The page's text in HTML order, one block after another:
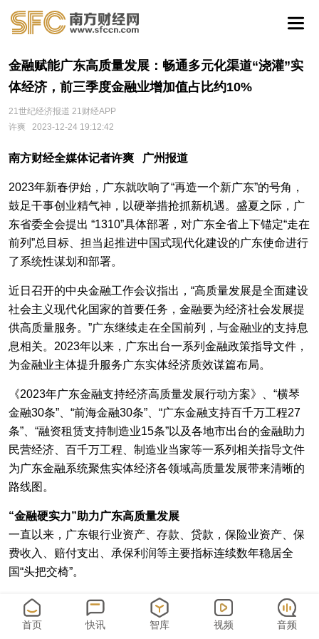
金融赋能广东高质量发展：畅通多元化渠道“浇灌”实
体经济，前三季度金融业增加值占比约10%
21世纪经济报道 21财经APP
许爽
2023-12-24 19:12:42
南方财经全媒体记者许爽 广州报道
2023年新春伊始，广东就吹响了“再造一个新广东”的号角，
鼓足干事创业精气神，以硬举措抢抓新机遇。盛夏之际，广
东省委全会提出 “1310”具体部署，对广东全省上下锚定“走在
前列”总目标、担当起推进中国式现代化建设的广东使命进行
了系统性谋划和部署。
近日召开的中央金融工作会议指出，“高质量发展是全面建设
社会主义现代化国家的首要任务，金融要为经济社会发展提
供高质量服务。”广东继续走在全国前列，与金融业的支持息
息相关。2023年以来，广东出台一系列金融政策指导文件，
为金融业主体提升服务广东实体经济质效谋篇布局。
《2023年广东金融支持经济高质量发展行动方案》、“横琴
金融30条”、“前海金融30条”、“广东金融支持百千万工程27
条”、“融资租赁支持制造业15条”以及各地市出台的金融助力
民营经济、百千万工程、制造业当家等一系列相关指导文件
为广东金融系统聚焦实体经济各领域高质量发展带来清晰的
路线图。
“金融硬实力”助力广东高质量发展
一直以来，广东银行业资产、存款、贷款，保险业资产、保
费收入、赔付支出、承保利润等主要指标连续数年稳居全
国“头把交椅”。
广东省地方金融监管局二级巡视员刘凯文在2023年粤港澳大
湾区全球招商大会上表示，2023年前三季度，广东金融业增
首页 快讯 智库 视频 音频